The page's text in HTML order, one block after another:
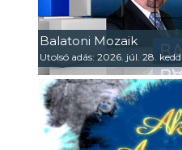
Balatoni Mozaik
Utolsó adás: 2026. júl. 28. kedd